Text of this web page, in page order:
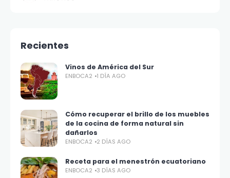
Recientes
Vinos de América del Sur
ENBOCA2 1 DÍA AGO
Cómo recuperar el brillo de los muebles
de la cocina de forma natural sin
dañarlos
ENBOCA2 2 DÍAS AGO
Receta para el menestrón ecuatoriano
ENBOCA2 3 DÍAS AGO